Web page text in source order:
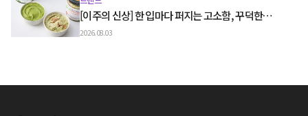
[이주의 신상] 한 입마다 퍼지는 고소함, 꾸덕한
그릭요거트와 우유 디저트
2026.08.03